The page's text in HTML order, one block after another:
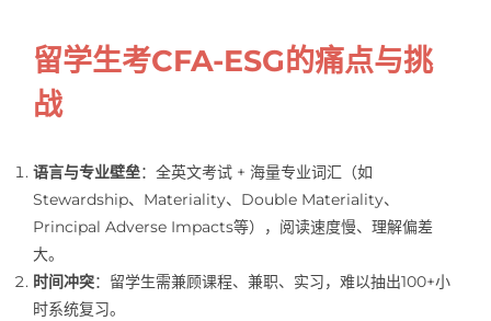
留学生考CFA-ESG的痛点与挑
战
语言与专业壁垒：全英文考试 + 海量专业词汇（如
Stewardship、Materiality、Double Materiality、
Principal Adverse Impacts等），阅读速度慢、理解偏差
大。
时间冲突：留学生需兼顾课程、兼职、实习，难以抽出100+小
时系统复习。